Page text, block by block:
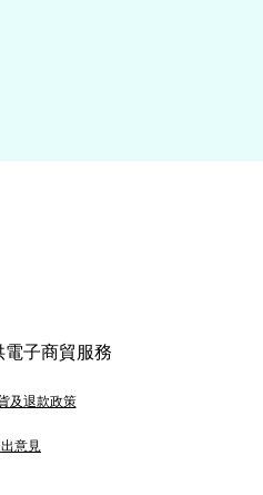
電子商貿服務
及退款政策
意見